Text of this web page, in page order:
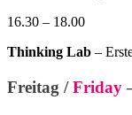
16.30 – 18.00
Thinking Lab –
Freitag /Friday